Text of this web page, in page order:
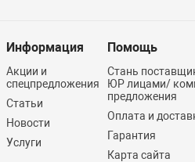
Информация
Акции и
спецпредложения
Статьи
Новости
Услуги
Помощь
Стань
ЮР лицами/
предложения
Оплата и
Гарантия
Карта сайта